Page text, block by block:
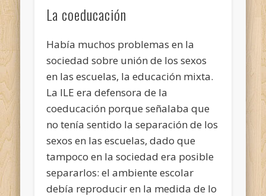
La coeducación
Había muchos problemas en la
sociedad sobre unión de los sexos
en las escuelas, la educación mixta.
La ILE era defensora de la
coeducación porque señalaba que
no tenía sentido la separación de los
sexos en las escuelas, dado que
tampoco en la sociedad era posible
separarlos: el ambiente escolar
debía reproducir en la medida de lo